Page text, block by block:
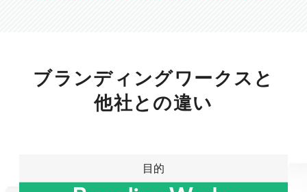
ブランディングワークスと
他社との違い
目的